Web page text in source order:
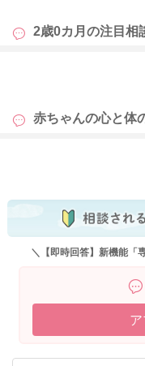
多いですよ。あまりご
2歳0カ月の注目相
赤ちゃんの心と体
＼【即時回答】新機能「